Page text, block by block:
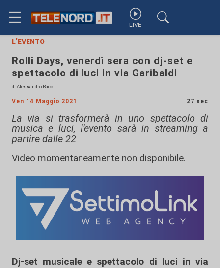
☰ LIVE
l'evento
Rolli Days, venerdì sera con dj-set e
spettacolo di luci in via Garibaldi
di Alessandro Bacci
Ven 14 Maggio 2021 27 sec
La via si trasformerà in uno spettacolo di
musica e luci, l'evento sarà in streaming a
partire dalle 22
Video momentaneamente non disponibile.
Dj-set musicale e spettacolo di luci in via